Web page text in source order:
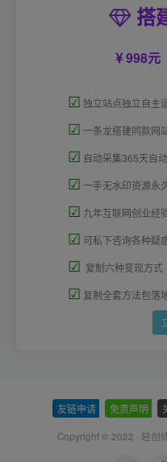
搭
998元
☑ 独立站点独立自主
☑ 一条龙搭建同款网
☑ 自动采集365天自
☑ 一手无水印资源永
☑ 九年互联网创业经
☑ 可私下咨询各种疑
☑ 复制六种变现方式
☑ 复制全套方法包落
友链申请 免责声明
Copyright © 2022 · 轻创